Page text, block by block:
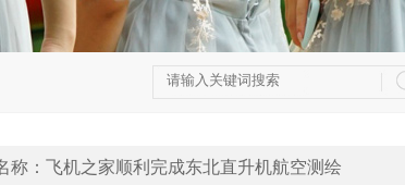
称：飞机之家顺利完成东北直升机航空测绘